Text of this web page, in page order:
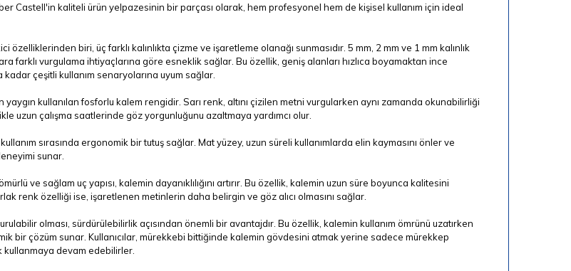
Castell'in kaliteli ürün yelpazesinin bir parçası olarak, hem profesyonel hem de kişisel kullanım için ideal
özelliklerinden biri, üç farklı kalınlıkta çizme ve işaretleme olanağı sunmasıdır. 5 mm, 2 mm ve 1 mm kalınlık
farklı vurgulama ihtiyaçlarına göre esneklik sağlar. Bu özellik, geniş alanları hızlıca boyamaktan ince
çeşitli kullanım senaryolarına uyum sağlar.
yaygın kullanılan fosforlu kalem rengidir. Sarı renk, altını çizilen metni vurgularken aynı zamanda okunabilirliği
uzun çalışma saatlerinde göz yorgunluğunu azaltmaya yardımcı olur.
sırasında ergonomik bir tutuş sağlar. Mat yüzey, uzun süreli kullanımlarda elin kaymasını önler ve
sunar.
ve sağlam uç yapısı, kalemin dayanıklılığını artırır. Bu özellik, kalemin uzun süre boyunca kalitesini
renk özelliği ise, işaretlenen metinlerin daha belirgin ve göz alıcı olmasını sağlar.
olması, sürdürülebilirlik açısından önemli bir avantajdır. Bu özellik, kalemin kullanım ömrünü uzatırken
bir çözüm sunar. Kullanıcılar, mürekkebi bittiğinde kalemin gövdesini atmak yerine sadece mürekkep
kullanmaya devam edebilirler.